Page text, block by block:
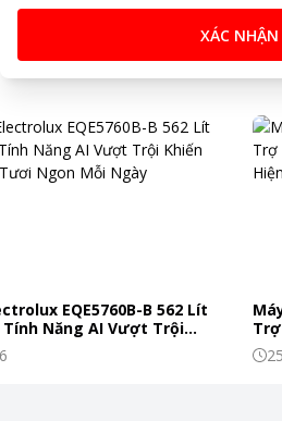
EQE5760B-B 562 Lít
Tính Năng AI Vượt Trội
Tươi Ngon Mỗi Ngày
XÁC NHẬN